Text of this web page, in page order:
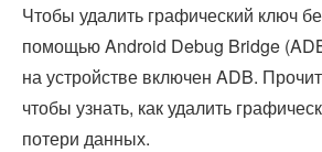
Чтобы удалить графический ключ
помощью Android Debug Bridge
на устройстве включен ADB.
чтобы узнать, как удалить
потери данных.